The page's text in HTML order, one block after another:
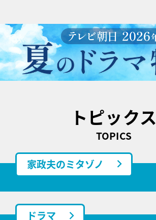
トピックス
TOPICS
家政夫のミタゾノ
ドラマ